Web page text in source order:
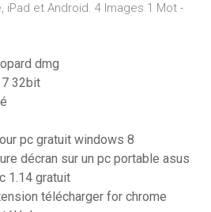
iPad et Android. 4 Images 1 Mot -
dmg
32bit
pc gratuit windows 8
décran sur un pc portable asus
1.14 gratuit
télécharger for chrome